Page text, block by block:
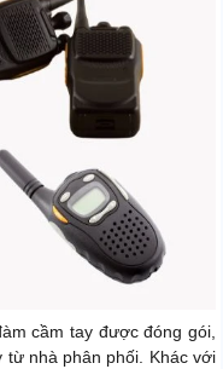
cầm tay được đóng gói,
từ nhà phân phối. Khác với